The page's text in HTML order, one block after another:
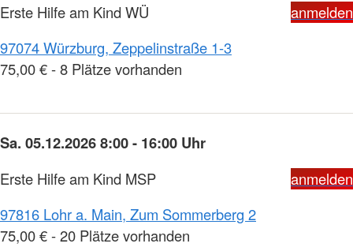
Erste Hilfe am Kind WÜ
anmelden
97074 Würzburg, Zeppelinstraße 1-3
75,00 € - 8 Plätze vorhanden
Sa. 05.12.2026 8:00 - 16:00 Uhr
Erste Hilfe am Kind MSP
anmelden
97816 Lohr a. Main, Zum Sommerberg 2
75,00 € - 20 Plätze vorhanden